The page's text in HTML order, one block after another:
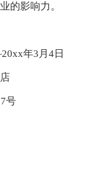
的影响力。
年3月4日
号